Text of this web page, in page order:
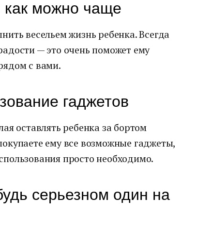
как можно чаще
весельем жизнь ребенка. Всегда
— это очень поможет ему
с вами.
гаджетов
оставлять ребенка за бортом
ему все возможные гаджеты,
просто необходимо.
серьезном один на